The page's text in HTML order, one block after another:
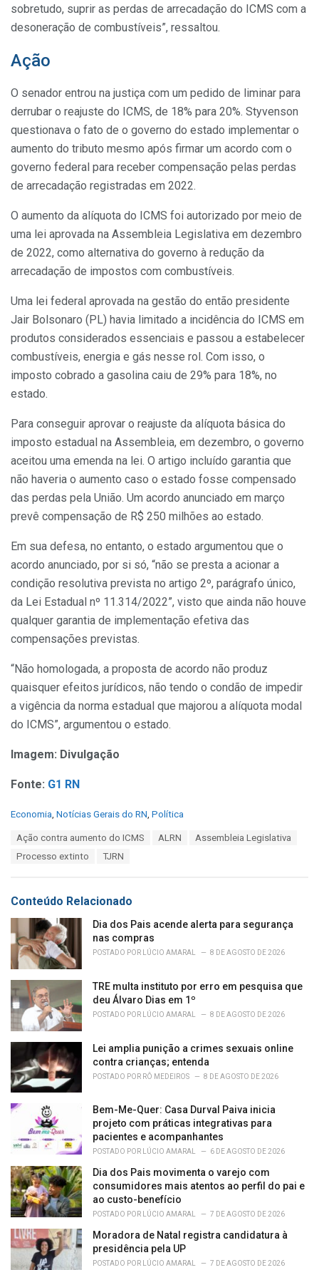
sobretudo, suprir as perdas de arrecadação do ICMS com a
desoneração de combustíveis”, ressaltou.
Ação
O senador entrou na justiça com um pedido de liminar para
derrubar o reajuste do ICMS, de 18% para 20%. Styvenson
questionava o fato de o governo do estado implementar o
aumento do tributo mesmo após firmar um acordo com o
governo federal para receber compensação pelas perdas
de arrecadação registradas em 2022.
O aumento da alíquota do ICMS foi autorizado por meio de
uma lei aprovada na Assembleia Legislativa em dezembro
de 2022, como alternativa do governo à redução da
arrecadação de impostos com combustíveis.
Uma lei federal aprovada na gestão do então presidente
Jair Bolsonaro (PL) havia limitado a incidência do ICMS em
produtos considerados essenciais e passou a estabelecer
combustíveis, energia e gás nesse rol. Com isso, o
imposto cobrado a gasolina caiu de 29% para 18%, no
estado.
Para conseguir aprovar o reajuste da alíquota básica do
imposto estadual na Assembleia, em dezembro, o governo
aceitou uma emenda na lei. O artigo incluído garantia que
não haveria o aumento caso o estado fosse compensado
das perdas pela União. Um acordo anunciado em março
prevê compensação de R$ 250 milhões ao estado.
Em sua defesa, no entanto, o estado argumentou que o
acordo anunciado, por si só, “não se presta a acionar a
condição resolutiva prevista no artigo 2º, parágrafo único,
da Lei Estadual nº 11.314/2022”, visto que ainda não houve
qualquer garantia de implementação efetiva das
compensações previstas.
“Não homologada, a proposta de acordo não produz
quaisquer efeitos jurídicos, não tendo o condão de impedir
a vigência da norma estadual que majorou a alíquota modal
do ICMS”, argumentou o estado.
Imagem: Divulgação
Fonte: G1 RN
C
i
e
:
Economia Notícias Gerais do RN Política
Ação contra aumento do ICMS ALRN
Assembleia Legislativa
Processo extinto
TJRN
Conteúdo Relacionado
Dia dos Pais acende alerta para segurança
nas compras
POSTADO POR LÚCIO AMARAL 8 DE AGOSTO DE 2026
TRE multa instituto por erro em pesquisa que
deu Álvaro Dias em 1º
POSTADO POR LÚCIO AMARAL 8 DE AGOSTO DE 2026
Lei amplia punição a crimes sexuais online
contra crianças; entenda
POSTADO POR RÔ MEDEIROS 8 DE AGOSTO DE 2026
Bem-Me-Quer: Casa Durval Paiva inicia
projeto com práticas integrativas para
pacientes e acompanhantes
POSTADO POR LÚCIO AMARAL 6 DE AGOSTO DE 2026
Dia dos Pais movimenta o varejo com
consumidores mais atentos ao perfil do pai e
ao custo-benefício
POSTADO POR LÚCIO AMARAL 7 DE AGOSTO DE 2026
Moradora de Natal registra candidatura à
presidência pela UP
POSTADO POR LÚCIO AMARAL 7 DE AGOSTO DE 2026